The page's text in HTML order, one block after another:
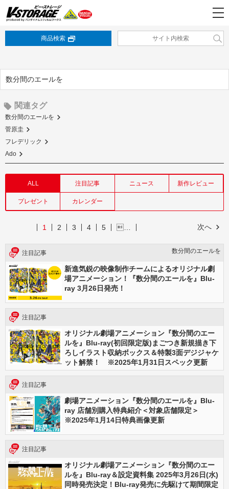
商品検索
数分間のエールを
関連タグ
数分間のエールを
菅原圭
フレデリック
Ado
ALL 注目記事 ニュース 新作レビュー
プレゼント カレンダー
次へ
1 2 3 4 5 …
注目記事 数分間のエールを
新進気鋭の映像制作チームによるオリジナル劇
場アニメーション！『数分間のエールを』Blu-
ray 3月26日発売！
注目記事
オリジナル劇場アニメーション『数分間のエー
ルを』Blu-ray(初回限定版)まごつき新規描き下
ろしイラスト収納ボックス＆特製3面デジジャケ
ット解禁！ ※2025年1月31日スペック更新
注目記事
劇場アニメーション『数分間のエールを』Blu-
ray 店舗別購入特典紹介＜対象店舗限定＞
※2025年1月14日特典画像更新
注目記事
オリジナル劇場アニメーション『数分間のエー
ルを』Blu-ray＆設定資料集 2025年3月26日(水)
同時発売決定！Blu-ray発売に先駆けて期間限定